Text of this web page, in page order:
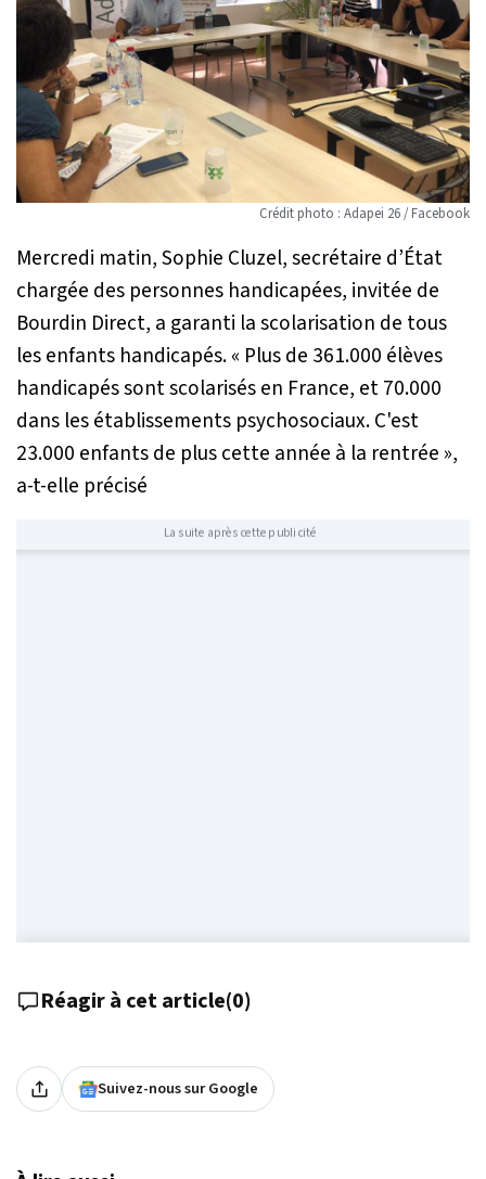
Crédit photo : Adapei 26 / Facebook
Mercredi matin, Sophie Cluzel, secrétaire d’État
chargée des personnes handicapées, invitée de
Bourdin Direct, a garanti la scolarisation de tous
les enfants handicapés.« Plus de 361.000 élèves
handicapés sont scolarisés en France, et 70.000
dans les établissements psychosociaux. C'est
23.000 enfants de plus cette année à la rentrée »,
a-t-elle précisé
La suite après cette publicité
Réagir à cet article(0)
Suivez-nous sur Google